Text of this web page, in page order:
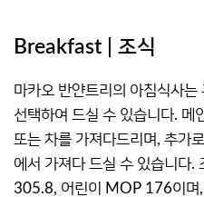
Breakfast | 조식
마카오 반얀트리의 아침식사
선택하여 드실 수 있습니다. 메
또는 차를 가져다드리며, 추가
에서 가져다 드실 수 있습니다
305.8, 어린이 MOP 176이며,